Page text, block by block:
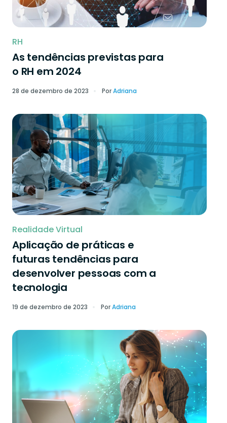
RH
As tendências previstas para
o RH em 2024
28 de dezembro de 2023 PorAdriana
Realidade Virtual
Aplicação de práticas e
futuras tendências para
desenvolver pessoas com a
tecnologia
19 de dezembro de 2023 PorAdriana